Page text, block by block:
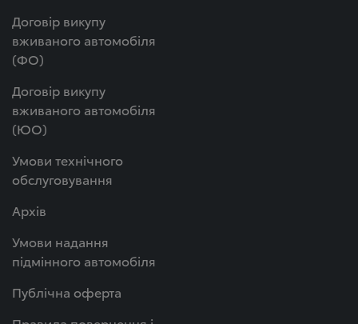
Договір викупу
вживаного автомобіля
(ФО)
Договір викупу
вживаного автомобіля
(ЮО)
Умови технічного
обслуговування
Архів
Умови надання
підмінного автомобіля
Публічна оферта